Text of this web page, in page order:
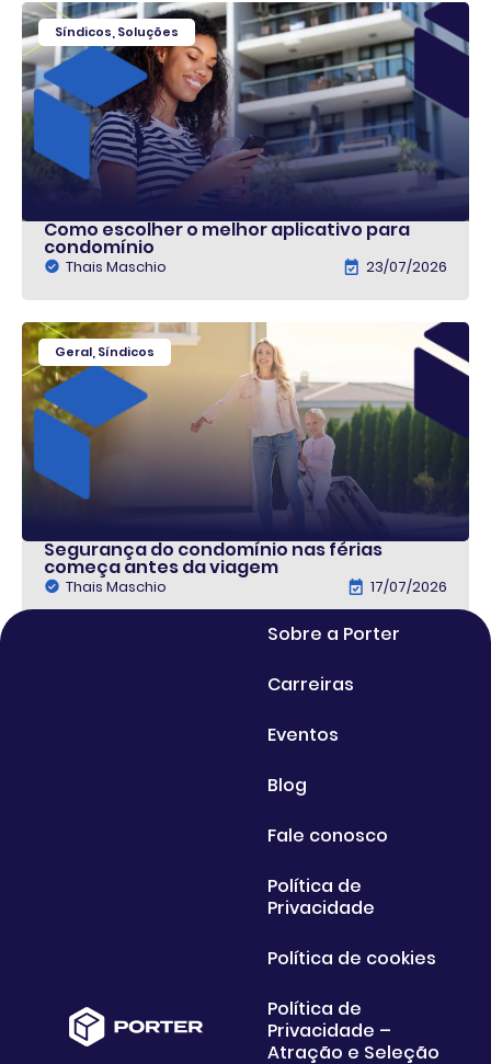
Síndicos Soluções
Como escolher o melhor aplicativo para
condomínio
Thais Maschio 23/07/2026
Geral Síndicos
Segurança do condomínio nas férias
começa antes da viagem
Thais Maschio 17/07/2026
Sobre a Porter
Carreiras
Eventos
Blog
Fale conosco
Política de
Privacidade
Política de cookies
Política de
Privacidade –
Atração e Seleção